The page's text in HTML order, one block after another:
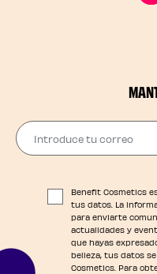
Introduce tu correo
Benefit Cosmetics
tus datos. La
para enviarte
actualidades y
que hayas
belleza, tus datos
Cosmetics. Para